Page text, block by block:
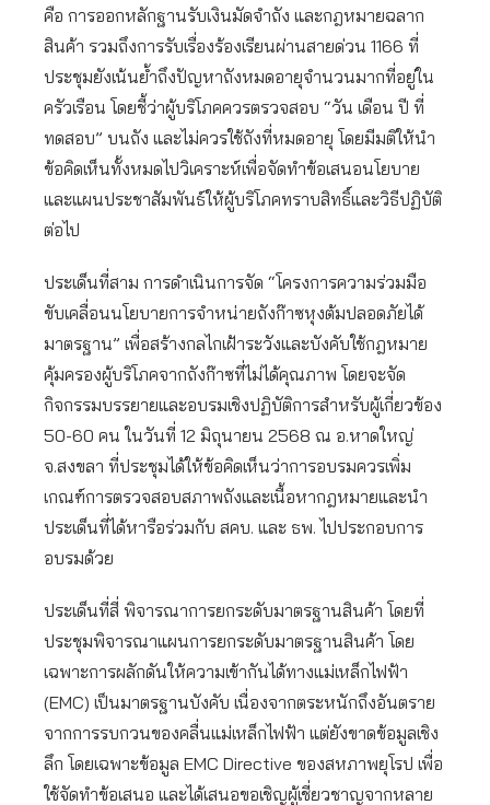
คือ การออกหลักฐานรับเงินมัดจำถัง และกฎหมายฉลาก
สินค้า รวมถึงการรับเรื่องร้องเรียนผ่านสายด่วน 1166 ที่
ประชุมยังเน้นย้ำถึงปัญหาถังหมดอายุจำนวนมากที่อยู่ใน
ครัวเรือน โดยชี้ว่าผู้บริโภคควรตรวจสอบ “วัน เดือน ปี ที่
ทดสอบ” บนถัง และไม่ควรใช้ถังที่หมดอายุ โดยมีมติให้นำ
ข้อคิดเห็นทั้งหมดไปวิเคราะห์เพื่อจัดทำข้อเสนอนโยบาย
และแผนประชาสัมพันธ์ให้ผู้บริโภคทราบสิทธิ์และวิธีปฏิบัติ
ต่อไป
ประเด็นที่สาม การดำเนินการจัด “โครงการความร่วมมือ
ขับเคลื่อนนโยบายการจำหน่ายถังก๊าซหุงต้มปลอดภัยได้
มาตรฐาน” เพื่อสร้างกลไกเฝ้าระวังและบังคับใช้กฎหมาย
คุ้มครองผู้บริโภคจากถังก๊าซที่ไม่ได้คุณภาพ โดยจะจัด
กิจกรรมบรรยายและอบรมเชิงปฏิบัติการสำหรับผู้เกี่ยวข้อง
50-60 คน ในวันที่ 12 มิถุนายน 2568 ณ อ.หาดใหญ่
จ.สงขลา ที่ประชุมได้ให้ข้อคิดเห็นว่าการอบรมควรเพิ่ม
เกณฑ์การตรวจสอบสภาพถังและเนื้อหากฎหมายและนำ
ประเด็นที่ได้หารือร่วมกับ สคบ. และ ธพ. ไปประกอบการ
อบรมด้วย
ประเด็นที่สี่ พิจารณาการยกระดับมาตรฐานสินค้า โดยที่
ประชุมพิจารณาแผนการยกระดับมาตรฐานสินค้า โดย
เฉพาะการผลักดันให้ความเข้ากันได้ทางแม่เหล็กไฟฟ้า
(EMC) เป็นมาตรฐานบังคับ เนื่องจากตระหนักถึงอันตราย
จากการรบกวนของคลื่นแม่เหล็กไฟฟ้า แต่ยังขาดข้อมูลเชิง
ลึก โดยเฉพาะข้อมูล EMC Directive ของสหภาพยุโรป เพื่อ
ใช้จัดทำข้อเสนอ และได้เสนอขอเชิญผู้เชี่ยวชาญจากหลาย